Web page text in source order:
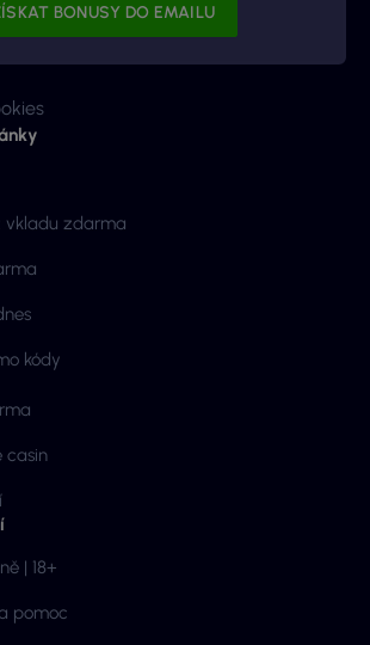
vkladu zdarma
kódy
casin
| 18+
pomoc